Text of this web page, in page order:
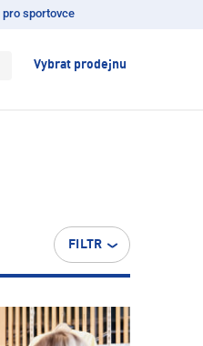
pro sportovce
Vybrat prodejnu
FILTR